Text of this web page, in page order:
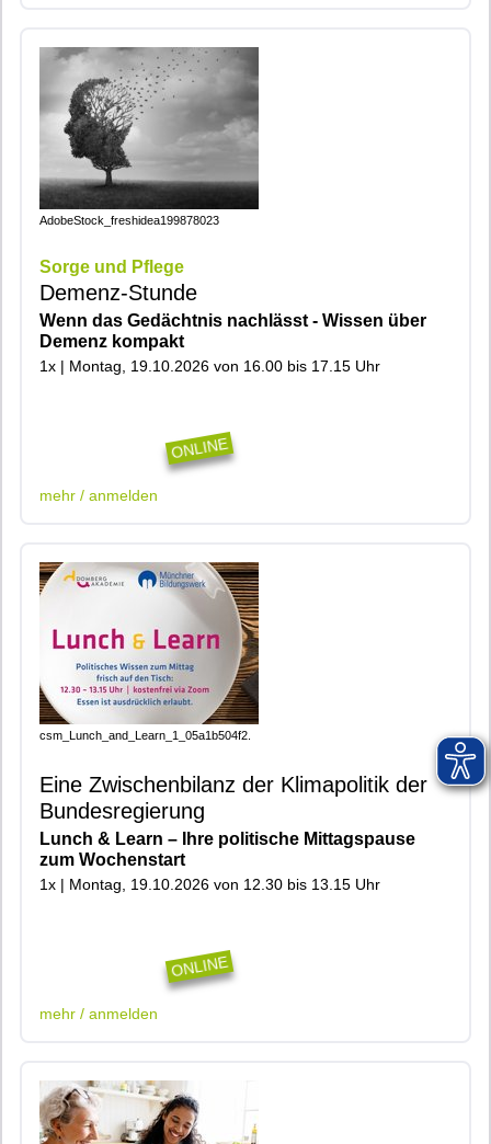
AdobeStock_freshidea199878023
Sorge und Pflege
Demenz-Stunde
Wenn das Gedächtnis nachlässt - Wissen über
Demenz kompakt
1x | Montag, 19.10.2026 von 16.00 bis 17.15 Uhr
ONLINE
mehr / anmelden
csm_Lunch_and_Learn_1_05a1b504f2.
Eine Zwischenbilanz der Klimapolitik der
Bundesregierung
Lunch & Learn – Ihre politische Mittagspause
zum Wochenstart
1x | Montag, 19.10.2026 von 12.30 bis 13.15 Uhr
ONLINE
mehr / anmelden